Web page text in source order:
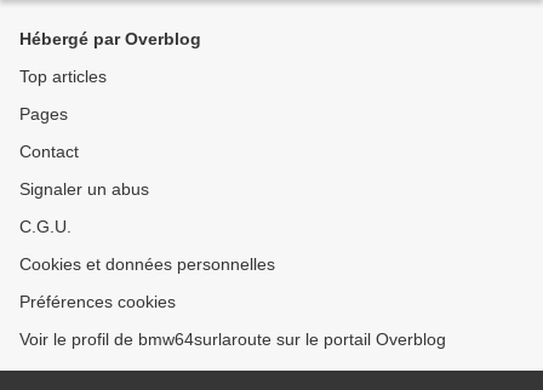
Hébergé par Overblog
Top articles
Pages
Contact
Signaler un abus
C.G.U.
Cookies et données personnelles
Préférences cookies
Voir le profil de bmw64surlaroute sur le portail Overblog